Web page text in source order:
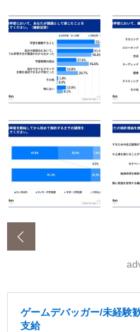
ゲームデバッガー/未経験
支給